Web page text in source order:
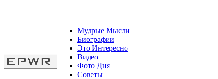
Мудрые Мысли
Биографии
Это Интересно
Видео
Фото Дня
Советы